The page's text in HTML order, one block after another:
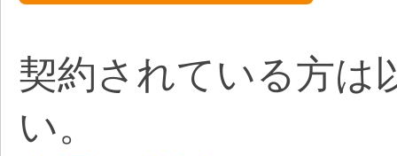
契約されている方は
い。